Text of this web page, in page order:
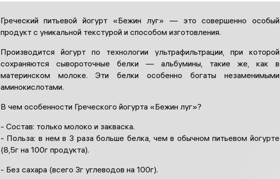
Греческий питьевой йогурт «Бежин луг» — это совершенно особый
продукт с уникальной текстурой и способом изготовления.
Производится йогурт по технологии ультрафильтрации, при которой
сохраняются сывороточные белки — альбумины, такие же, как в
материнском молоке. Эти белки особенно богаты незаменимыми
аминокислотами.
В чем особенности Греческого йогурта «Бежин луг»?
- Состав: только молоко и закваска.
- Польза: в нем в 3 раза больше белка, чем в обычном питьевом йогурте
(8,5г на 100г продукта).
- Без сахара (всего 3г углеводов на 100г).